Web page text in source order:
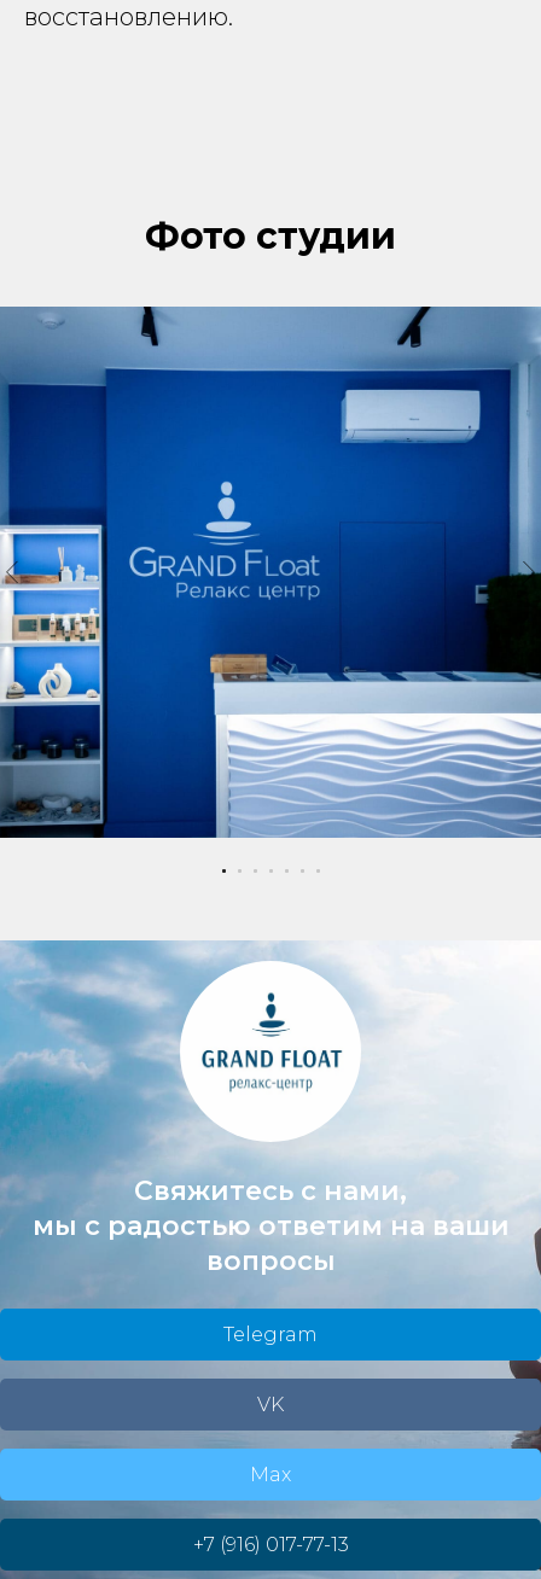
восстановлению.
Фото студии
Свяжитесь с нами,
мы с радостью ответим на ваши
вопросы
Telegram
VK
Max
+7 (916) 017-77-13